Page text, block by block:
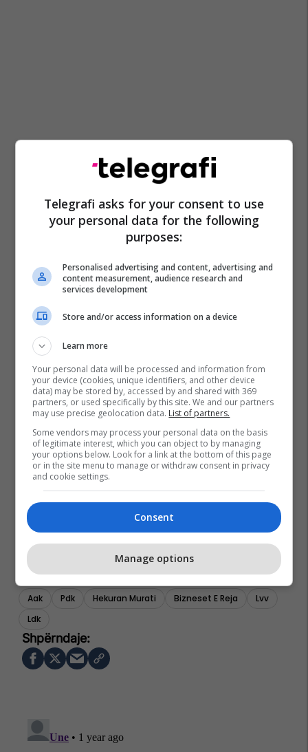
Aak Pdk Hekuran Murati Bizneset E Reja
Lvv
Ldk
Telegrafi asks for your consent to use
your personal data for the following
purposes:
Personalised advertising and content, advertising and
content measurement, audience research and
services development
Store and/or access information on a device
Learn more
Your personal data will be processed and information from
your device (cookies, unique identifiers, and other device
data) may be stored by, accessed by and shared with 369
partners, or used specifically by this site. We and our partners
may use precise geolocation data. List of partners.
Some vendors may process your personal data on the basis
of legitimate interest, which you can object to by managing
your options below. Look for a link at the bottom of this page
or in the site menu to manage or withdraw consent in privacy
and cookie settings.
Consent
Manage options